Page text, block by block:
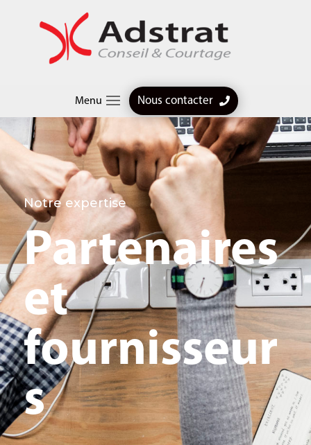
Menu Nous contacter
Notre expertise
Partenaires
et
fournisseur
s